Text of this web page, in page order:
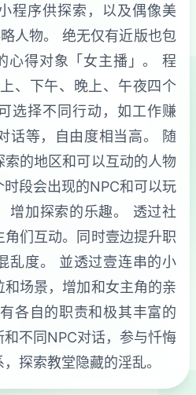
程序供探索，以及偶像美
人物。 绝无仅有近版也包
心得对象「女主播」。 程
、下午、晚上、午夜四个
选择不同行动，如工作赚
话等，自由度相当高。 随
的地区和可以互动的人物
段会出现的NPC和可以玩
增加探索的乐趣。 透过社
们互动。同时壹边提升职
乱度。 並透过壹连串的小
场景，增加和女主角的亲
各自的职责和极其丰富的
不同NPC对话，参与忏悔
探索教堂隐藏的淫乱。